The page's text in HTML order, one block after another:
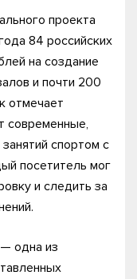
проекта
84 российских
на создание
и почти 200
отмечает
современные,
спортом с
посетитель мог
и следить за
одна из